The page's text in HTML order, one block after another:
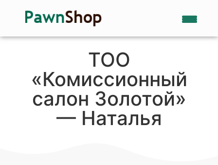
ТОО
«Комиссионный
салон Золотой»
— Наталья